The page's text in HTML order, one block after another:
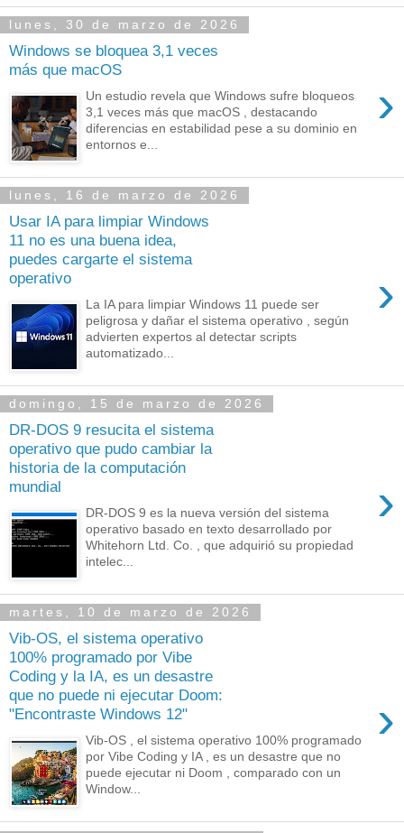
lunes, 30 de marzo de 2026
Windows se bloquea 3,1 veces
más que macOS
›
Un estudio revela que Windows sufre bloqueos
3,1 veces más que macOS , destacando
diferencias en estabilidad pese a su dominio en
entornos e...
lunes, 16 de marzo de 2026
Usar IA para limpiar Windows
11 no es una buena idea,
puedes cargarte el sistema
operativo
›
La IA para limpiar Windows 11 puede ser
peligrosa y dañar el sistema operativo , según
advierten expertos al detectar scripts
automatizado...
domingo, 15 de marzo de 2026
DR-DOS 9 resucita el sistema
operativo que pudo cambiar la
historia de la computación
mundial
›
DR-DOS 9 es la nueva versión del sistema
operativo basado en texto desarrollado por
Whitehorn Ltd. Co. , que adquirió su propiedad
intelec...
martes, 10 de marzo de 2026
Vib-OS, el sistema operativo
100% programado por Vibe
Coding y la IA, es un desastre
que no puede ni ejecutar Doom:
"Encontraste Windows 12"
›
Vib-OS , el sistema operativo 100% programado
por Vibe Coding y IA , es un desastre que no
puede ejecutar ni Doom , comparado con un
Window...